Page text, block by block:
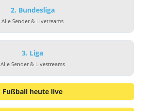
2. Bundesliga
Alle Sender & Livetreams
3. Liga
Alle Sender & Livestreams
Fußball heute live